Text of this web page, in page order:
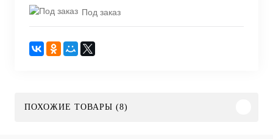
Под заказ
ПОХОЖИЕ ТОВАРЫ (8)